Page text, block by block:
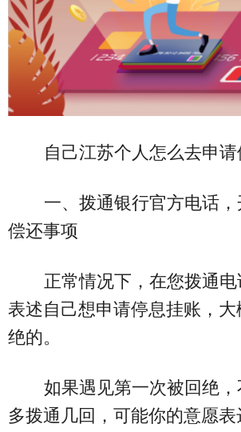
自己江苏个人怎么去申
一、拨通银行官方电话
偿还事项
正常情况下，在您拨通
表述自己想申请停息挂账，大
绝的。
如果遇见第一次被回绝
多拨通几回，可能你的意愿